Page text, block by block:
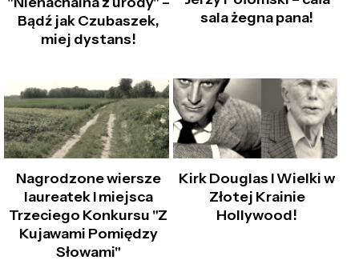
Bądź jak Czubaszek,
miej dystans!
sala żegna pana!
Nagrodzone wiersze
laureatek I miejsca
Trzeciego Konkursu "Z
Kujawami Pomiędzy
Słowami"
Kirk Douglas I Wielki w
Złotej Krainie
Hollywood!